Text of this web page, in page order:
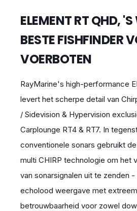
ELEMENT RT QHD, 'S
BESTE FISHFINDER
VOERBOTEN
RayMarine's high-performance
levert het scherpe detail van
/ Sidevision & Hypervision
Carplounge RT4 & RT7. In
conventionele sonars gebruikt
multi CHIRP technologie om het
van sonarsignalen uit te zenden
echolood weergave met
betrouwbaarheid voor zowel